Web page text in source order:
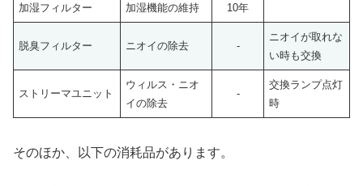
加湿フィルター 加湿機能の維持 10年
脱臭フィルター ニオイの除去 -
ニオイが取れな
い時も交換
ストリーマユニット
ウィルス・ニオ
イの除去
-
交換ランプ点灯
時
そのほか、以下の消耗品があります。